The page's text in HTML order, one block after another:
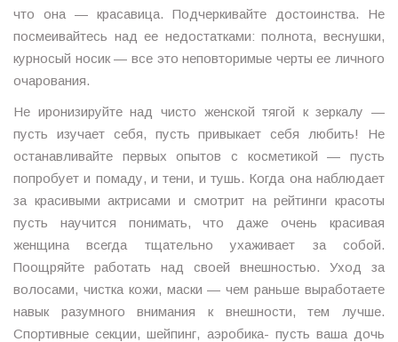
что она — красавица. Подчеркивайте достоинства. Не
посмеивайтесь над ее недостатками: полнота, веснушки,
курносый носик — все это неповторимые черты ее личного
очарования.
Не иронизируйте над чисто женской тягой к зеркалу —
пусть изучает себя, пусть привыкает себя любить! Не
останавливайте первых опытов с косметикой — пусть
попробует и помаду, и тени, и тушь. Когда она наблюдает
за красивыми актрисами и смотрит на рейтинги красоты
пусть научится понимать, что даже очень красивая
женщина всегда тщательно ухаживает за собой.
Поощряйте работать над своей внешностью. Уход за
волосами, чистка кожи, маски — чем раньше выработаете
навык разумного внимания к внешности, тем лучше.
Спортивные секции, шейпинг, аэробика- пусть ваша дочь